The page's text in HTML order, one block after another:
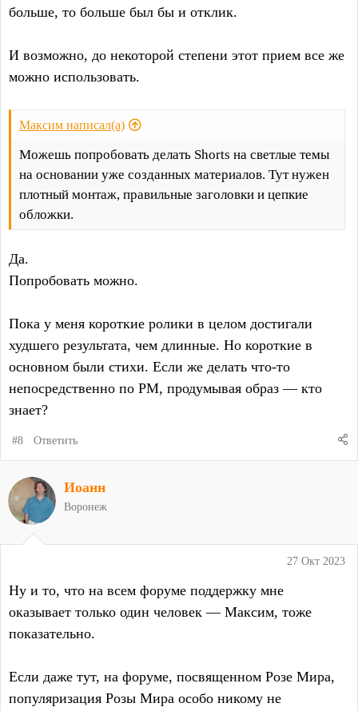
больше, то больше был бы и отклик.
И возможно, до некоторой степени этот прием все же
можно использовать.
Максим написал(а)
Можешь попробовать делать Shorts на светлые темы
на основании уже созданных материалов. Тут нужен
плотный монтаж, правильные заголовки и цепкие
обложки.
Да.
Попробовать можно.
Пока у меня короткие ролики в целом достигали
худшего результата, чем длинные. Но короткие в
основном были стихи. Если же делать что-то
непосредственно по РМ, продумывая образ — кто
знает?
#8 Ответить
27 Окт 2023
Ну и то, что на всем форуме поддержку мне
оказывает только один человек — Максим, тоже
показательно.
Если даже тут, на форуме, посвященном Розе Мира,
популяризация Розы Мира особо никому не
Иоанн
Воронеж